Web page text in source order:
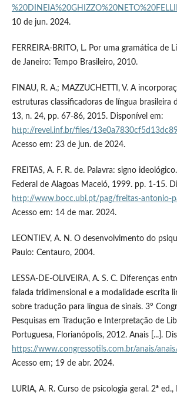
10 de jun. 2024.
FERREIRA-BRITO, L. Por uma gramática de
de Janeiro: Tempo Brasileiro, 2010.
FINAU, R. A.; MAZZUCHETTI, V. A
estruturas classificadoras de língua brasileira
13, n. 24, pp. 67-86, 2015. Disponível em:
http://revel.inf.br/files/
Acesso em: 23 de jun. de 2024.
FREITAS, A. F. R. de. Palavra: signo
Federal de Alagoas Maceió, 1999. pp. 1-15.
http://www.bocc.ubi.pt/pag/freitas-antonio-
Acesso em: 14 de mar. 2024.
LEONTIEV, A. N. O desenvolvimento do
Paulo: Centauro, 2004.
LESSA-DE-OLIVEIRA, A. S. C. Diferenças
falada tridimensional e a modalidade escrita
sobre tradução para língua de sinais. 3º
Pesquisas em Tradução e Interpretação de
Portuguesa, Florianópolis, 2012. Anais [...].
https://www.congressotils.com.br/anais/
Acesso em; 19 de abr. 2024.
LURIA, A. R. Curso de psicologia geral. 2ª ed.,